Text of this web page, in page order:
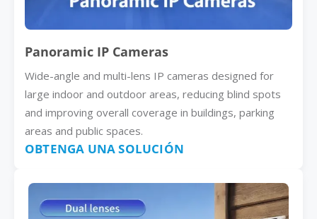
Panoramic IP Cameras
Wide-angle and multi-lens IP cameras designed for
large indoor and outdoor areas, reducing blind spots
and improving overall coverage in buildings, parking
areas and public spaces.
OBTENGA UNA SOLUCIÓN